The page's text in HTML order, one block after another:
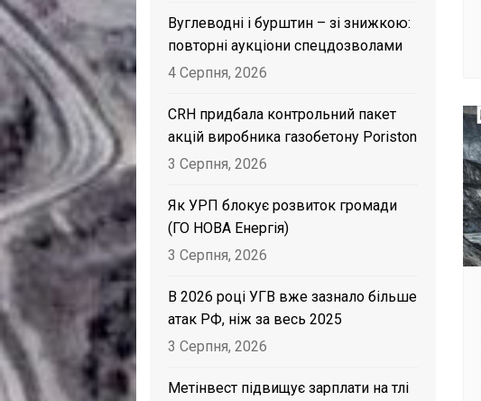
Вуглеводні і бурштин – зі знижкою:
повторні аукціони спецдозволами
4 Серпня, 2026
CRH придбала контрольний пакет
акцій виробника газобетону Poriston
3 Серпня, 2026
Як УРП блокує розвиток громади
(ГО НОВА Енергія)
3 Серпня, 2026
В 2026 році УГВ вже зазнало більше
атак РФ, ніж за весь 2025
3 Серпня, 2026
Метінвест підвищує зарплати на тлі